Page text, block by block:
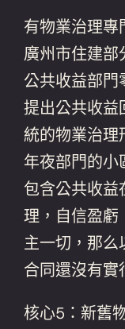
有物業治理專
廣州市住建部
公共收益部門
提出公共收益
統的物業治理
年夜部門的小
包含公共收益
理，自信盈虧
主一切，那么
合同還沒有實
核心5：新舊